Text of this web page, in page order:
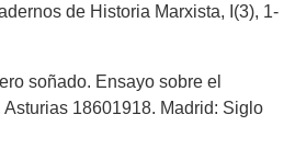
de Historia Marxista, I(3), 1-
soñado. Ensayo sobre el
18601918. Madrid: Siglo